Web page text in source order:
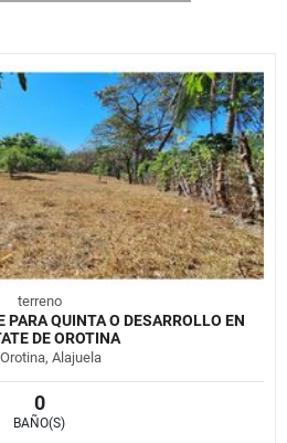
terreno
PARA QUINTA O DESARROLLO EN
DE OROTINA
Alajuela
0
BAÑO(S)